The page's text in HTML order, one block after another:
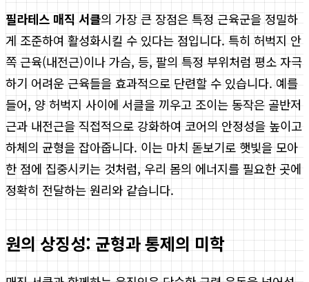
필라테스 매직 서클의 가장 큰 장점은 특정 근육군을 정밀하
게 조준하여 활성화시킬 수 있다는 점입니다. 특히 허벅지 안
쪽 근육(내전근)이나 가슴, 등, 팔의 특정 부위처럼 평소 자극
하기 어려운 근육들을 효과적으로 단련할 수 있습니다. 예를
들어, 양 허벅지 사이에 서클을 끼우고 조이는 동작은 골반저
근과 내전근을 직접적으로 강화하여 코어의 안정성을 높이고
하체의 균형을 잡아줍니다. 이는 마치 돋보기로 햇빛을 모아
한 점에 집중시키는 것처럼, 우리 몸의 에너지를 필요한 곳에
정확히 전달하는 원리와 같습니다.
원의 상징성: 균형과 통제의 미학